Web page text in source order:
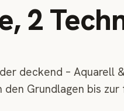
2
deckend – Aquarell
den Grundlagen bis